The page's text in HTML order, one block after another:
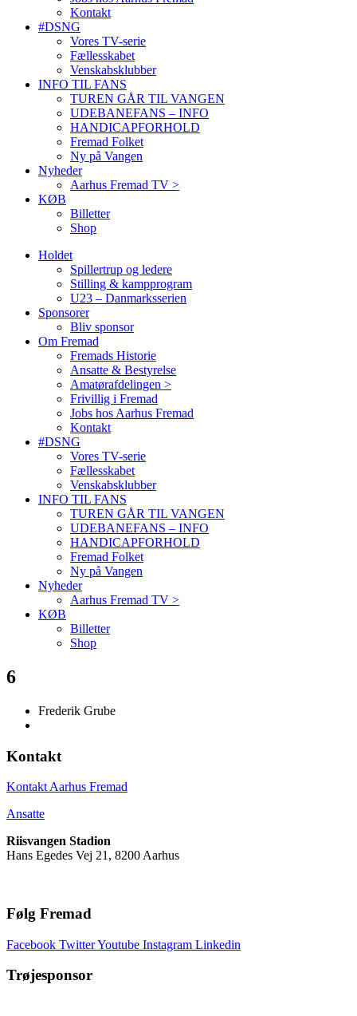
Kontakt
#DSNG
Vores TV-serie
Fællesskabet
Venskabsklubber
INFO TIL FANS
TUREN GÅR TIL VANGEN
UDEBANEFANS – INFO
HANDICAPFORHOLD
Fremad Folket
Ny på Vangen
Nyheder
Aarhus Fremad TV >
KØB
Billetter
Shop
Holdet
Spillertrup og ledere
Stilling & kampprogram
U23 – Danmarksserien
Sponsorer
Bliv sponsor
Om Fremad
Fremads Historie
Ansatte & Bestyrelse
Amatørafdelingen >
Frivillig i Fremad
Jobs hos Aarhus Fremad
Kontakt
#DSNG
Vores TV-serie
Fællesskabet
Venskabsklubber
INFO TIL FANS
TUREN GÅR TIL VANGEN
UDEBANEFANS – INFO
HANDICAPFORHOLD
Fremad Folket
Ny på Vangen
Nyheder
Aarhus Fremad TV >
KØB
Billetter
Shop
6
Frederik Grube
Kontakt
Kontakt Aarhus Fremad
Ansatte
Riisvangen Stadion
Hans Egedes Vej 21, 8200 Aarhus
Følg Fremad
Facebook TwitterYoutube Instagram Linkedin
Trøjesponsor